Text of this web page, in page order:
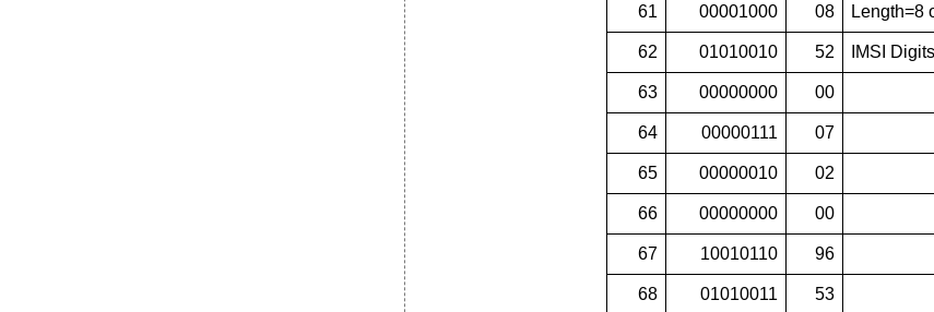
61 00001000 08 Length=8
62 01010010 52 IMSI
63 00000000 00
64 00000111 07
65 00000010 02
66 00000000 00
67 10010110 96
68 01010011 53